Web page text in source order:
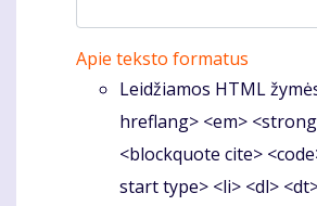
Apie teksto formatus
Leidžiamos HTML
hreflang> <em>
<blockquote cite>
start type> <li> <dl>